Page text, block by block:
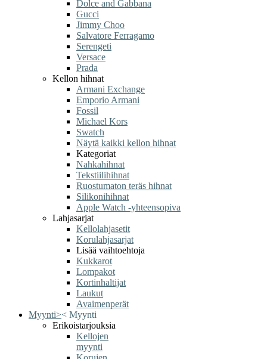
Dolce and Gabbana
Gucci
Jimmy Choo
Salvatore Ferragamo
Serengeti
Versace
Prada
Kellon hihnat
Armani Exchange
Emporio Armani
Fossil
Michael Kors
Swatch
Näytä kaikki kellon hihnat
Kategoriat
Nahkahihnat
Tekstiilihihnat
Ruostumaton teräs hihnat
Silikonihihnat
Apple Watch -yhteensopiva
Lahjasarjat
Kellolahjasetit
Korulahjasarjat
Lisää vaihtoehtoja
Kukkarot
Lompakot
Kortinhaltijat
Laukut
Avaimenperät
Myynti>< Myynti
Erikoistarjouksia
Kellojen
myynti